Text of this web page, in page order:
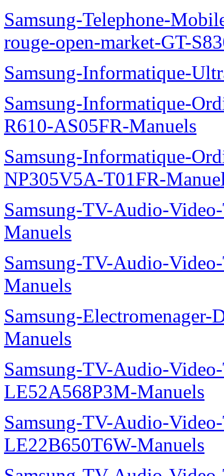
Samsung-Telephone-
rouge-open-market-GT-
Samsung-Informatique-
Samsung-Informatique-
R610-AS05FR-Manuels
Samsung-Informatique-
NP305V5A-T01FR-
Samsung-TV-Audio-
Manuels
Samsung-TV-Audio-
Manuels
Samsung-
Manuels
Samsung-TV-Audio-
LE52A568P3M-Manuels
Samsung-TV-Audio-
LE22B650T6W-Manuels